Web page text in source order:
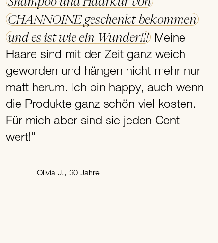
CHANNOINE geschenkt bekommen
und es ist wie ein Wunder!!! Meine
Haare sind mit der Zeit ganz weich
geworden und hängen nicht mehr nur
matt herum. Ich bin happy, auch wenn
die Produkte ganz schön viel kosten.
Für mich aber sind sie jeden Cent
wert!"
Olivia J., 30 Jahre